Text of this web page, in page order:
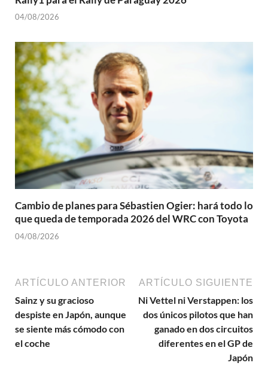
04/08/2026
Cambio de planes para Sébastien Ogier: hará todo lo
que queda de temporada 2026 del WRC con Toyota
04/08/2026
ARTÍCULO ANTERIOR
Sainz y su gracioso
despiste en Japón, aunque
se siente más cómodo con
el coche
ARTÍCULO SIGUIENTE
Ni Vettel ni Verstappen: los
dos únicos pilotos que han
ganado en dos circuitos
diferentes en el GP de
Japón